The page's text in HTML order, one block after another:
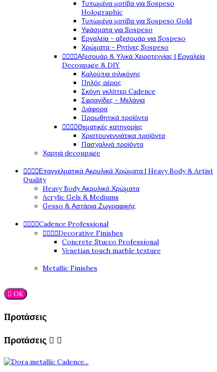
Τυπωμένα μοτίβα για Sospeso
Holographic
Τυπωμένα μοτίβα για Sospeso Gold
Υφάσματα για Sospeso
Εργαλεία - αξεσουάρ για Sospeso
Χρώματα - Ρητίνες Sospeso
Αξεσουάρ & Υλικά Χειροτεχνίας | Εργαλεία
Decoupage & DIY
Καλούπια σιλικόνης
Πηλός αέρος
Σκόνη γκλίττερ Cadence
Σφραγίδες - Μελάνια
Διάφορα
Προωθητικά προϊόντα
Θεματικές κατηγορίες
Χριστουγεννιάτικα προϊόντα
Πασχαλινά προϊόντα
Χαρτιά decoupage
Επαγγελματικά Ακρυλικά Χρώματα | Heavy Body & Artist
Quality
Heavy Body Ακρυλικά Χρώματα
Acrylic Gels & Mediums
Gesso & Αστάρια Ζωγραφικής
Cadence Professional
Decorative Finishes
Concrete Stucco Professional
Venetian touch marble texture
Metallic Finishes
 OK
Προτάσεις
Προτάσεις  